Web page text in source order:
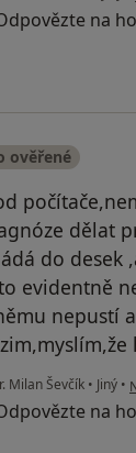
na
ověřené
dělat
do
evidentně
nepustí
Milan Ševčík • Jiný •
na